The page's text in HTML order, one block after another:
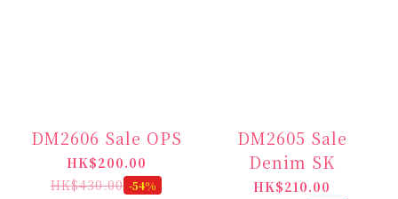
DM2606 Sale OPS
HK$200.00
HK$430.00 -54%
DM2605 Sale
Denim SK
HK$210.00